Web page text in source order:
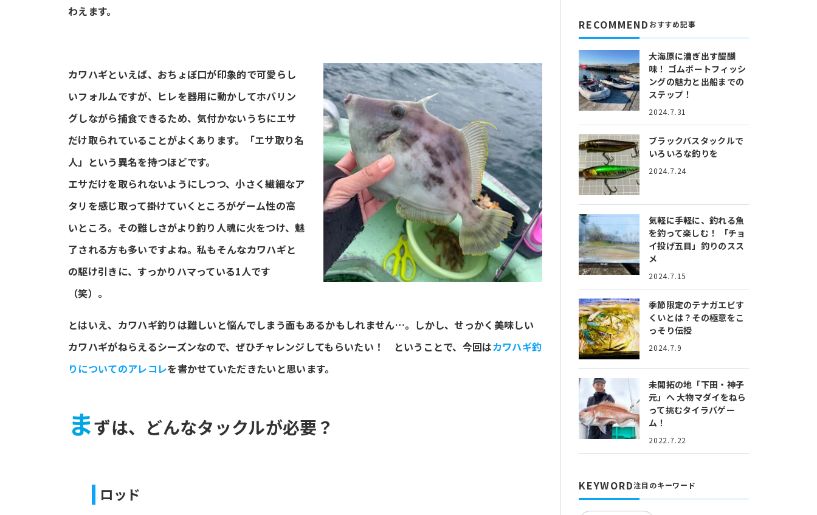
わえます。
カワハギといえば、おちょぼ口が印象的で可愛らし
いフォルムですが、ヒレを器用に動かしてホバリン
グしながら捕食できるため、気付かないうちにエサ
だけ取られていることがよくあります。「エサ取り名
人」という異名を持つほどです。
エサだけを取られないようにしつつ、小さく繊細なア
タリを感じ取って掛けていくところがゲーム性の高
いところ。その難しさがより釣り人魂に火をつけ、魅
了される方も多いですよね。私もそんなカワハギと
の駆け引きに、すっかりハマっている1人です
（笑）。
とはいえ、カワハギ釣りは難しいと悩んでしまう面もあるかもしれません…。しかし、せっかく美味しい
カワハギがねらえるシーズンなので、ぜひチャレンジしてもらいたい！ ということで、今回はカワハギ釣
りについてのアレコレを書かせていただきたいと思います。
まずは、どんなタックルが必要？
ロッド
RECOMMEND おすすめ記事
大海原に漕ぎ出す醍醐
味！ ゴムボートフィッシ
ングの魅力と出船までの
ステップ！
2024.7.31
ブラックバスタックルで
いろいろな釣りを
2024.7.24
気軽に手軽に、釣れる魚
を釣って楽しむ！
「チョ
イ投げ五目」釣りのスス
メ
2024.7.15
季節限定のテナガエビす
くいとは？ その極意をこ
っそり伝授
2024.7.9
未開拓の地「下田・神子
元」へ大物マダイをねら
って挑むタイラバゲー
ム！
2022.7.22
KEYWORD注目のキーワード